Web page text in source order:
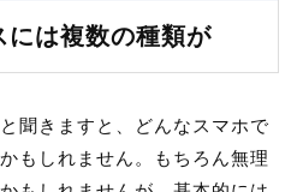
は複数の種類が
聞きますと、どんなスマホで
もしれません。もちろん無理